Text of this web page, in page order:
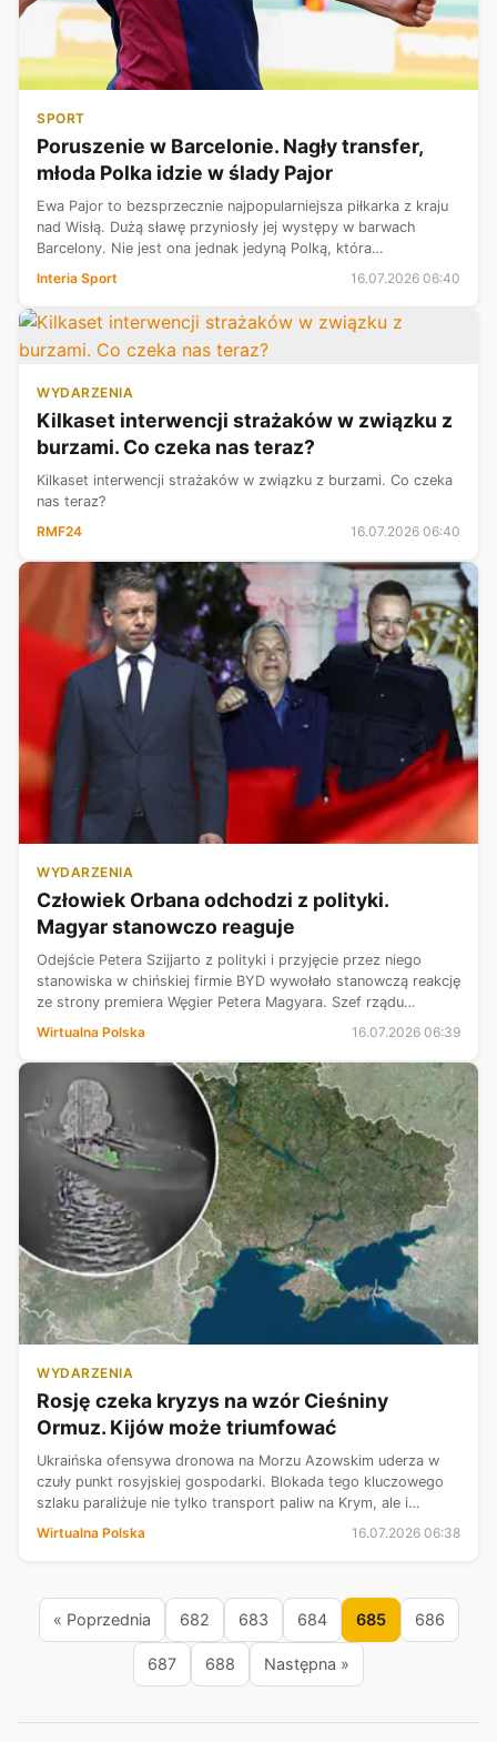
SPORT
Poruszenie w Barcelonie. Nagły transfer,
młoda Polka idzie w ślady Pajor
Ewa Pajor to bezsprzecznie najpopularniejsza piłkarka z kraju
nad Wisłą. Dużą sławę przyniosły jej występy w barwach
Barcelony. Nie jest ona jednak jedyną Polką, która
hiszpańskiego giganta znajd...
Interia Sport 16.07.2026 06:40
WYDARZENIA
Kilkaset interwencji strażaków w związku z
burzami. Co czeka nas teraz?
Kilkaset interwencji strażaków w związku z burzami. Co czeka
nas teraz?
RMF24
16.07.2026 06:40
WYDARZENIA
Człowiek Orbana odchodzi z polityki.
Magyar stanowczo reaguje
Odejście Petera Szijjarto z polityki i przyjęcie przez niego
stanowiska w chińskiej firmie BYD wywołało stanowczą reakcję
ze strony premiera Węgier Petera Magyara. Szef rządu
Wirtualna Polska 16.07.2026 06:39
WYDARZENIA
Rosję czeka kryzys na wzór Cieśniny
Ormuz. Kijów może triumfować
Ukraińska ofensywa dronowa na Morzu Azowskim uderza w
czuły punkt rosyjskiej gospodarki. Blokada tego kluczowego
szlaku paraliżuje nie tylko transport paliw na Krym, ale i
Wirtualna Polska 16.07.2026 06:38
« Poprzednia 682 683 684 685 686
687 688 Następna »